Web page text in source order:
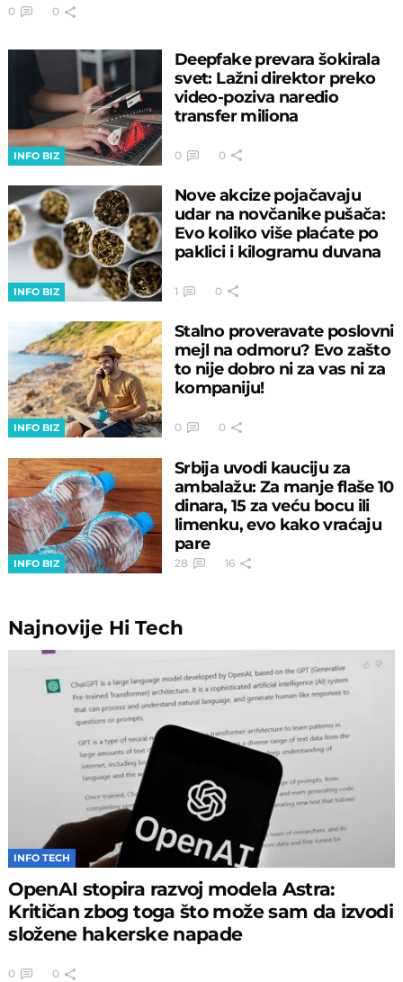
0 0
INFO BIZ
Deepfake prevara šokirala
svet: Lažni direktor preko
video-poziva naredio
transfer miliona
0 0
INFO BIZ
Nove akcize pojačavaju
udar na novčanike pušača:
Evo koliko više plaćate po
paklici i kilogramu duvana
1 0
INFO BIZ
Stalno proveravate poslovni
mejl na odmoru? Evo zašto
to nije dobro ni za vas ni za
kompaniju!
0 0
INFO BIZ
Srbija uvodi kauciju za
ambalažu: Za manje flaše 10
dinara, 15 za veću bocu ili
limenku, evo kako vraćaju
pare
28 16
Najnovije Hi Tech
INFO TECH
OpenAI stopira razvoj modela Astra:
Kritičan zbog toga što može sam da izvodi
složene hakerske napade
0 0